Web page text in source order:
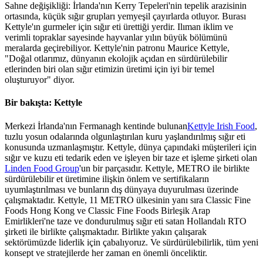
Sahne değişikliği: İrlanda'nın Kerry Tepeleri'nin tepelik arazisinin
ortasında, küçük sığır grupları yemyeşil çayırlarda otluyor. Burası
Kettyle'ın gurmeler için sığır eti ürettiği yerdir. Ilıman iklim ve
verimli topraklar sayesinde hayvanlar yılın büyük bölümünü
meralarda geçirebiliyor. Kettyle'nin patronu Maurice Kettyle,
"Doğal otlarımız, dünyanın ekolojik açıdan en sürdürülebilir
etlerinden biri olan sığır etimizin üretimi için iyi bir temel
oluşturuyor" diyor.
Bir bakışta: Kettyle
Merkezi İrlanda'nın Fermanagh kentinde bulunanKettyle Irish Food,
tuzlu yosun odalarında olgunlaştırılan kuru yaşlandırılmış sığır eti
konusunda uzmanlaşmıştır. Kettyle, dünya çapındaki müşterileri için
sığır ve kuzu eti tedarik eden ve işleyen bir taze et işleme şirketi olan
Linden Food Group'un bir parçasıdır. Kettyle, METRO ile birlikte
sürdürülebilir et üretimine ilişkin önlem ve sertifikaların
uyumlaştırılması ve bunların dış dünyaya duyurulması üzerinde
çalışmaktadır. Kettyle, 11 METRO ülkesinin yanı sıra Classic Fine
Foods Hong Kong ve Classic Fine Foods Birleşik Arap
Emirlikleri'ne taze ve dondurulmuş sığır eti satan Hollandalı RTO
şirketi ile birlikte çalışmaktadır. Birlikte yakın çalışarak
sektörümüzde liderlik için çabalıyoruz. Ve sürdürülebilirlik, tüm yeni
konsept ve stratejilerde her zaman en önemli önceliktir.